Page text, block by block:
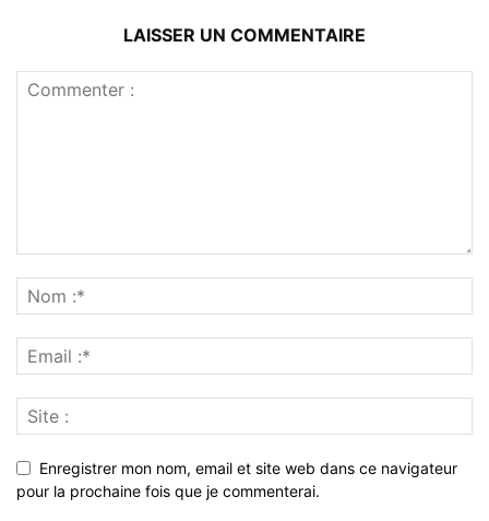
LAISSER UN COMMENTAIRE
Enregistrer mon nom, email et site web dans ce navigateur
pour la prochaine fois que je commenterai.